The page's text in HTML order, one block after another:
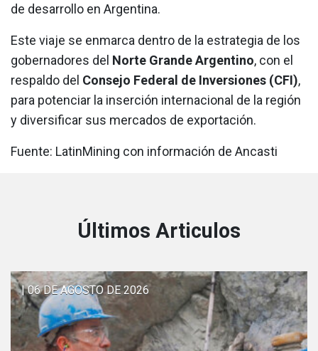
de desarrollo en Argentina.
Este viaje se enmarca dentro de la estrategia de los
gobernadores del Norte Grande Argentino, con el
respaldo del Consejo Federal de Inversiones (CFI),
para potenciar la inserción internacional de la región
y diversificar sus mercados de exportación.
Fuente: LatinMining con información de Ancasti
Últimos Articulos
| 06 DE AGOSTO DE 2026